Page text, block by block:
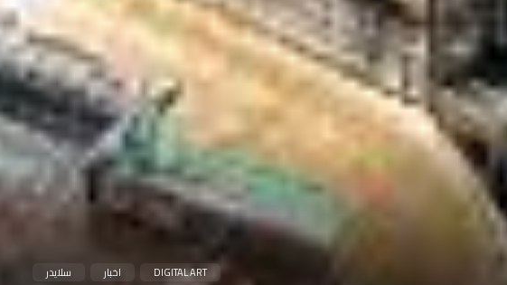
DIGITAL ART اخبار سلايدر